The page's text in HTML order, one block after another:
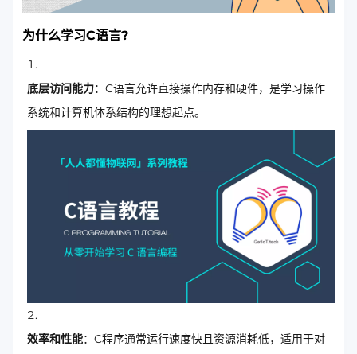
为什么学习C语言?
底层访问能力：C语言允许直接操作内存和硬件，是学习操作
系统和计算机体系结构的理想起点。
效率和性能：C程序通常运行速度快且资源消耗低，适用于对